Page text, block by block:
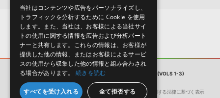
サンプルパック URBAN SOUTH BUNDLE (VOLS 1-3)
会社概要 環境保護（CSR）への取り組み 特定商取引に関する法律に基づく表示
当社はコンテンツや広告をパーソナライズし、
トラフィックを分析するために Cookie を使用
します。また、当社は、お客様による当社サイ
トの使用に関する情報を広告および分析パート
ナーと共有します。これらの情報は、お客様が
提供した他の情報、またはお客様によるサービ
スの使用から収集した他の情報と組み合わされ
る場合があります。
続きを読む
すべてを受け入れる 全て拒否する